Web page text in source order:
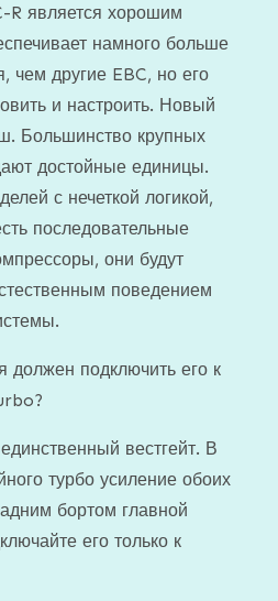
R является хорошим
намного больше
чем другие EBC, но его
и настроить. Новый
Большинство крупных
достойные единицы.
с нечеткой логикой,
последовательные
они будут
поведением
должен подключить его к
вестгейт. В
турбо усиление обоих
бортом главной
его только к